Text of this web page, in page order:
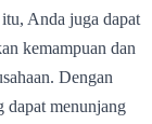
Anda juga dapat
kemampuan dan
Dengan
dapat menunjang